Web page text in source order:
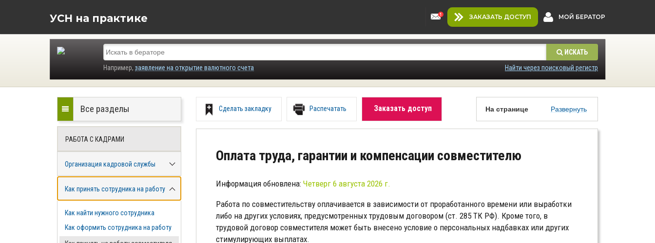
УСН на практике ЗАКАЗАТЬ ДОСТУП МОЙ БЕРАТОР
ИСКАТЬ
Например, заявление на открытие валютного счета Найти через поисковый регистр
На странице Развернуть
Сделать закладку Распечатать Заказать доступ
Оплата труда, гарантии и компенсации совместителю
Информация обновлена: Четверг 6 августа 2026 г.
Работа по совместительству оплачивается в зависимости от проработанного времени или выработки
либо на других условиях, предусмотренных трудовым договором (ст. 285 ТК РФ). Кроме того, в
трудовой договор совместителя может быть внесено условие о персональных надбавках или других
стимулирующих выплатах.
Все разделы
РАБОТА С КАДРАМИ
Организация кадровой службы
Как принять сотрудника на работу
Как найти нужного сотрудника
Как оформить сотрудника на работу